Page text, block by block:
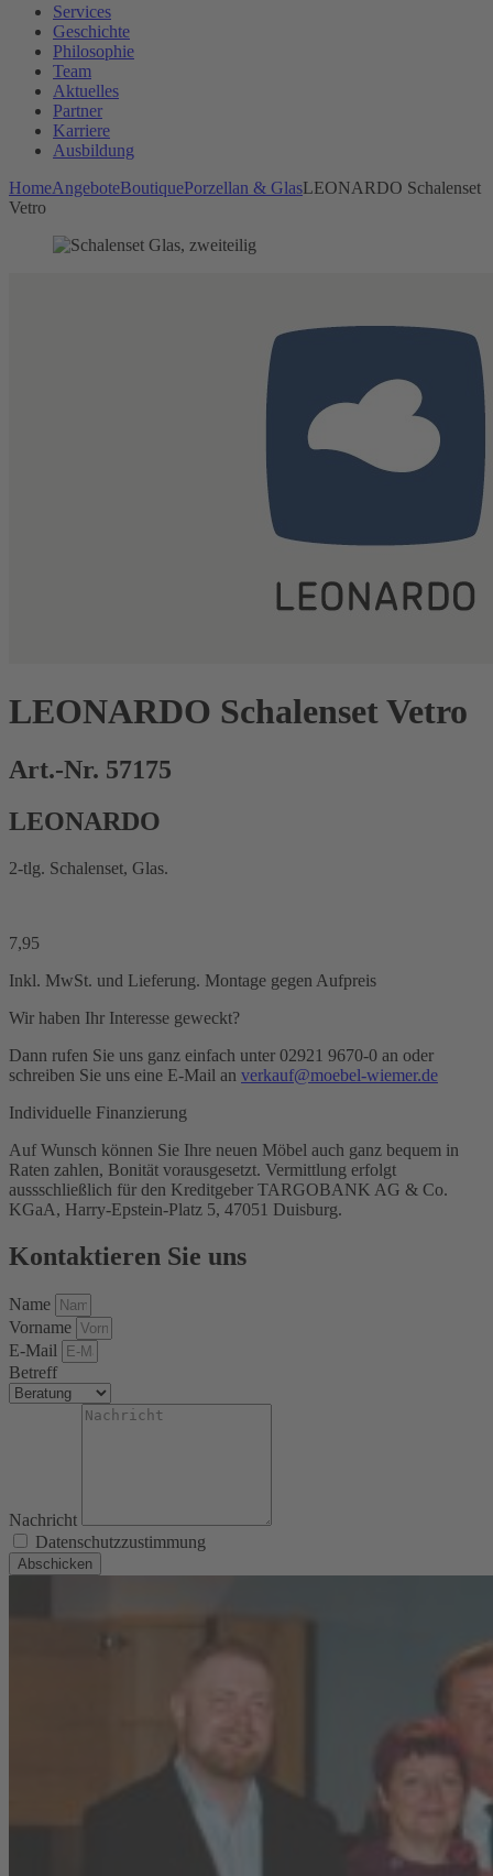
Services
Geschichte
Philosophie
Team
Aktuelles
Partner
Karriere
Ausbildung
HomeAngeboteBoutiquePorzellan & GlasLEONARDO Schalenset
Vetro
LEONARDO Schalenset Vetro
Art.-Nr. 57175
LEONARDO
2-tlg. Schalenset, Glas.
7,95
Inkl. MwSt. und Lieferung. Montage gegen Aufpreis
Wir haben Ihr Interesse geweckt?
Dann rufen Sie uns ganz einfach unter 02921 9670-0 an oder
schreiben Sie uns eine E-Mail an verkauf@moebel-wiemer.de
Individuelle Finanzierung
Auf Wunsch können Sie Ihre neuen Möbel auch ganz bequem in
Raten zahlen, Bonität vorausgesetzt. Vermittlung erfolgt
aussschließlich für den Kreditgeber TARGOBANK AG & Co.
KGaA, Harry-Epstein-Platz 5, 47051 Duisburg.
Kontaktieren Sie uns
Name
Vorname
E-Mail
Betreff
Nachricht
Datenschutzzustimmung
Abschicken